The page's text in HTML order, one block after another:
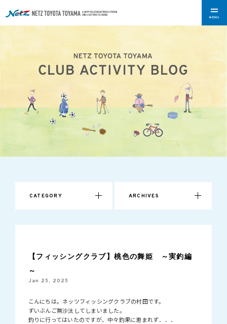
MENU
CATEGORY ARCHIVES
【フィッシングクラブ】桃色の舞姫 ～実釣編
～
Jan 25, 2025
こんにちは。ネッツフィッシングクラブの村田です。
ずいぶんご無沙汰してしまいました。
釣りに行ってはいたのですが、中々釣果に恵まれず．．．